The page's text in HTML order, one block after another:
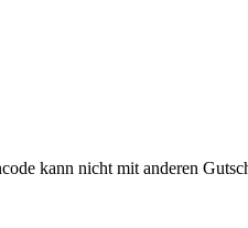
kann nicht mit anderen